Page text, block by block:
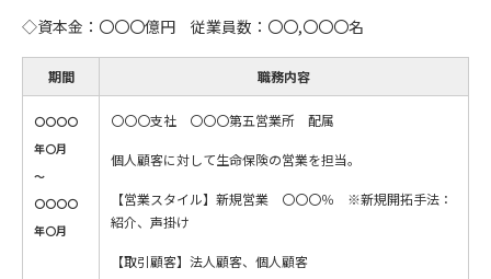
◇資本金：〇〇〇億円 従業員数：〇〇,〇〇〇名
期間 職務内容
〇〇〇〇
年〇月
～
〇〇〇〇
年〇月
〇〇〇支社 〇〇〇第五営業所 配属
個人顧客に対して生命保険の営業を担当。
【営業スタイル】新規営業 〇〇〇％ ※新規開拓手法：
紹介、声掛け
【取引顧客】法人顧客、個人顧客